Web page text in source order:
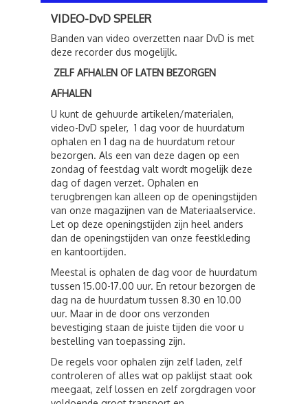
VIDEO-DvD SPELER
Banden van video overzetten naar DvD is met
deze recorder dus mogelijlk.
ZELF AFHALEN OF LATEN BEZORGEN
AFHALEN
U kunt de gehuurde artikelen/materialen,
video-DvD speler, 1 dag voor de huurdatum
ophalen en 1 dag na de huurdatum retour
bezorgen. Als een van deze dagen op een
zondag of feestdag valt wordt mogelijk deze
dag of dagen verzet. Ophalen en
terugbrengen kan alleen op de openingstijden
van onze magazijnen van de Materiaalservice.
Let op deze openingstijden zijn heel anders
dan de openingstijden van onze feestkleding
en kantoortijden.
Meestal is ophalen de dag voor de huurdatum
tussen 15.00-17.00 uur. En retour bezorgen de
dag na de huurdatum tussen 8.30 en 10.00
uur. Maar in de door ons verzonden
bevestiging staan de juiste tijden die voor u
bestelling van toepassing zijn.
De regels voor ophalen zijn zelf laden, zelf
controleren of alles wat op paklijst staat ook
meegaat, zelf lossen en zelf zorgdragen voor